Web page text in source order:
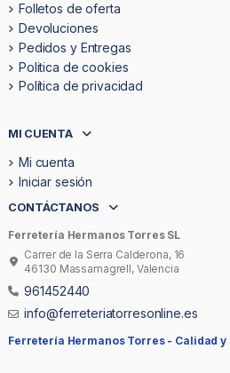
Folletos de oferta
Devoluciones
Pedidos y Entregas
Politica de cookies
Política de privacidad
MI CUENTA
Mi cuenta
Iniciar sesión
CONTÁCTANOS
Ferretería Hermanos Torres SL
Carrer de la Serra Calderona, 16
46130 Massamagrell, Valencia
961452440
info@ferreteriatorresonline.es
Ferretería Hermanos Torres - Calidad y